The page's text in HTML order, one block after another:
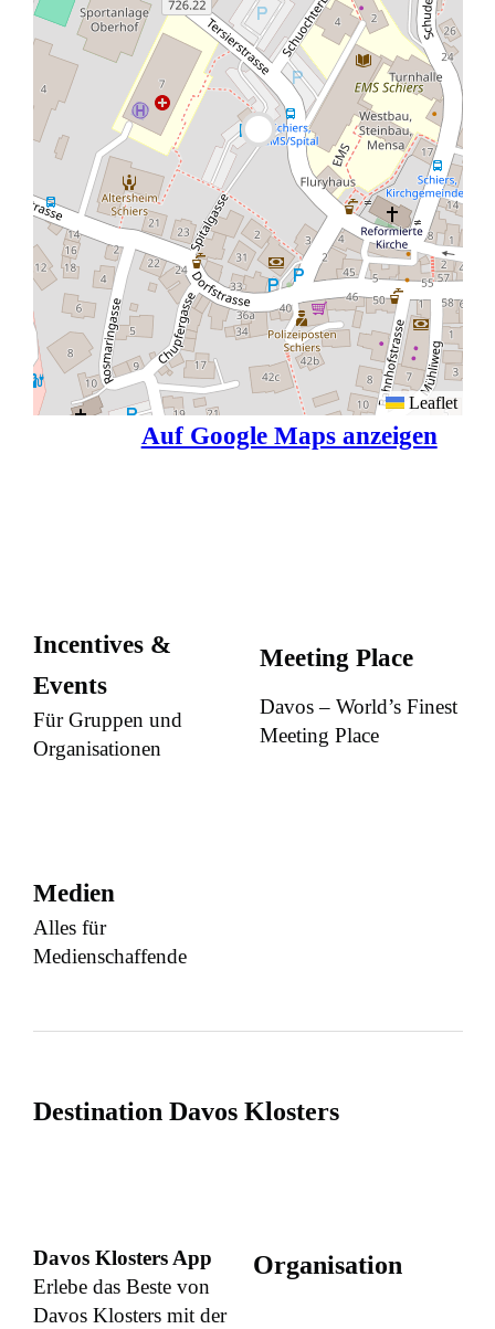
Leaflet
Auf Google Maps anzeigen
Incentives &
Events
Für Gruppen und
Organisationen
Meeting Place
Davos – World’s Finest
Meeting Place
Medien
Alles für
Medienschaffende
Destination Davos Klosters
Davos Klosters App
Erlebe das Beste von
Davos Klosters mit der
Organisation